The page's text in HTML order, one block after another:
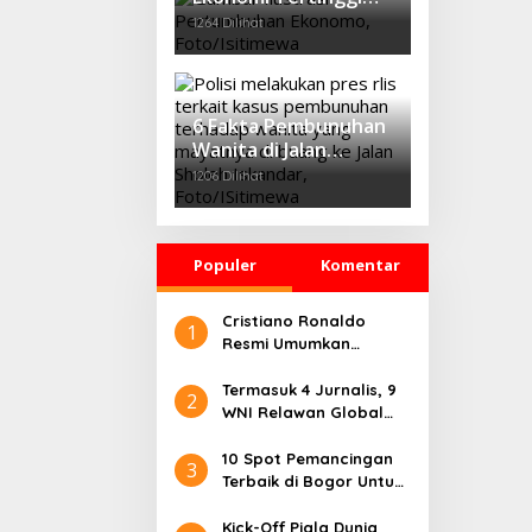
dalam 13 Tahun,
Profesor IPB
‘Growth Through
Equity’
1264 Dilihat
6 Fakta Pembunuhan
Wanita di Jalan
Sholeh Iskandar
Bogor, Korban
Dicekik Dasi hingga
Jasadnya Dibuang
1206 Dilihat
Populer Komentar
1
Cristiano Ronaldo
Resmi Umumkan
Portugal
2
Termasuk 4 Jurnalis, 9
WNI Relawan Global
Penahanan Israel
3
10 Spot Pemancingan
Terbaik di Bogor Untuk
Kick-Off Piala Dunia